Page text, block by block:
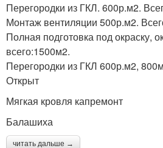
Перегородки из ГКЛ. 600р.м2.
Монтаж вентиляции 500р.м2.
Полная подготовка под окраску,
всего:1500м2.
Перегородки из ГКЛ 600р.м2,
Открыт
Мягкая кровля капремонт
Балашиха
читать дальше →